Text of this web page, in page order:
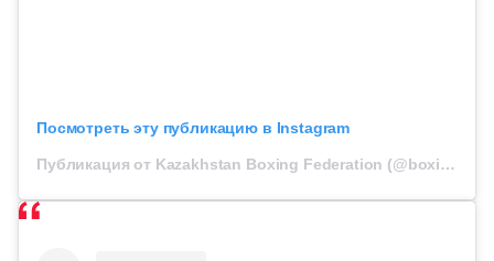
Посмотреть эту публикацию в Instagram
Публикация от Kazakhstan Boxing Federation (@boxingkazakhstan)